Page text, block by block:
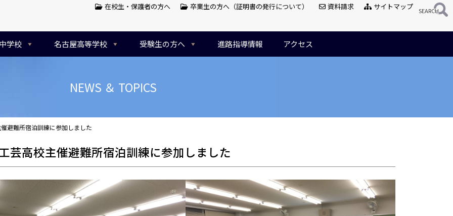
学校 名古屋高等学校 受験生の方へ 進路指導情報 アクセス
在校生・保護者の方へ 卒業生の方へ（証明書の発行について） 資料請求 サイトマップ
NEWS ＆ TOPICS
避難所宿泊訓練に参加しました
芸高校主催避難所宿泊訓練に参加しました